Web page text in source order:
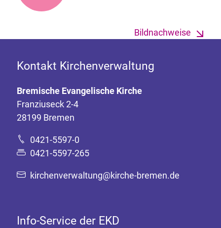
Bildnachweise
Kontakt Kirchenverwaltung
Bremische Evangelische Kirche
Franziuseck 2-4
28199 Bremen
0421-5597-0
0421-5597-265
kirchenverwaltung@kirche-bremen.de
Info-Service der EKD